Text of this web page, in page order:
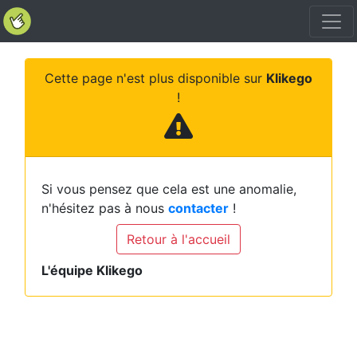
Cette page n'est plus disponible sur Klikego
!
Si vous pensez que cela est une anomalie,
n'hésitez pas à nous contacter !
Retour à l'accueil
L'équipe Klikego